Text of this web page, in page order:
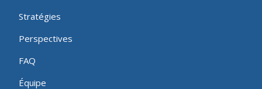
Stratégies
Perspectives
FAQ
Équipe